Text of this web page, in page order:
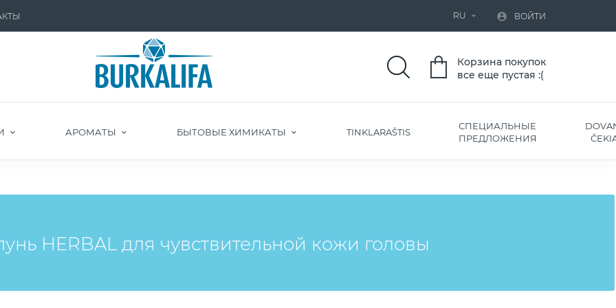
RU   ВОЙТИ
Корзина покупок
все еще пустая :(
АРОМАТЫ БЫТОВЫЕ ХИМИКАТЫ TINKLARAŠTIS
СПЕЦИАЛЬНЫЕ
ПРЕДЛОЖЕНИЯ
HERBAL для чувствительной кожи головы